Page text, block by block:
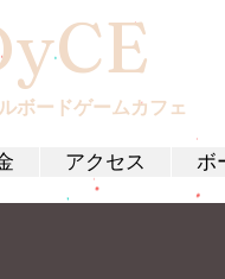
ボードゲームカフェ
アクセス ボ